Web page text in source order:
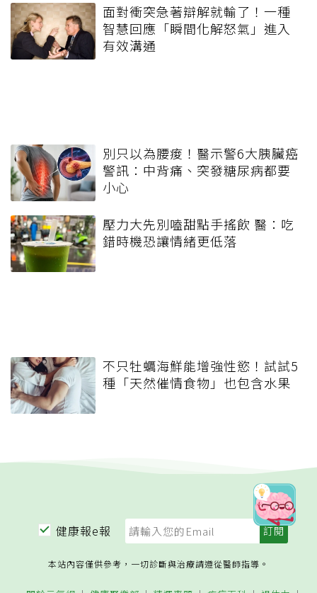
面對衝突急著辯解就輸了！一種
智慧回應「瞬間化解怒氣」進入
有效溝通
別只以為腰痠！醫示警6大胰臟癌
警訊：中背痛、突發糖尿病都要
小心
壓力大先別嗑甜點手搖飲 醫：吃
錯時機恐讓情緒更低落
不只牡蠣海鮮能增強性慾！試試5
種「天然催情食物」也包含水果
健康報e報
本站內容僅供參考，一切診斷與治療請遵從醫師指導。